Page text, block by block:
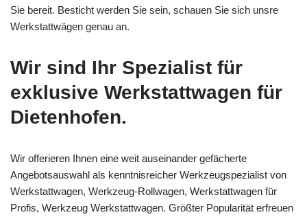
Sie bereit. Besticht werden Sie sein, schauen Sie sich unsre
Werkstattwägen genau an.
Wir sind Ihr Spezialist für
exklusive Werkstattwagen für
Dietenhofen.
Wir offerieren Ihnen eine weit auseinander gefächerte
Angebotsauswahl als kenntnisreicher Werkzeugspezialist von
Werkstattwagen, Werkzeug-Rollwagen, Werkstattwagen für
Profis, Werkzeug Werkstattwagen. Größter Popularität erfreuen